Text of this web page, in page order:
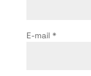
E-mail *